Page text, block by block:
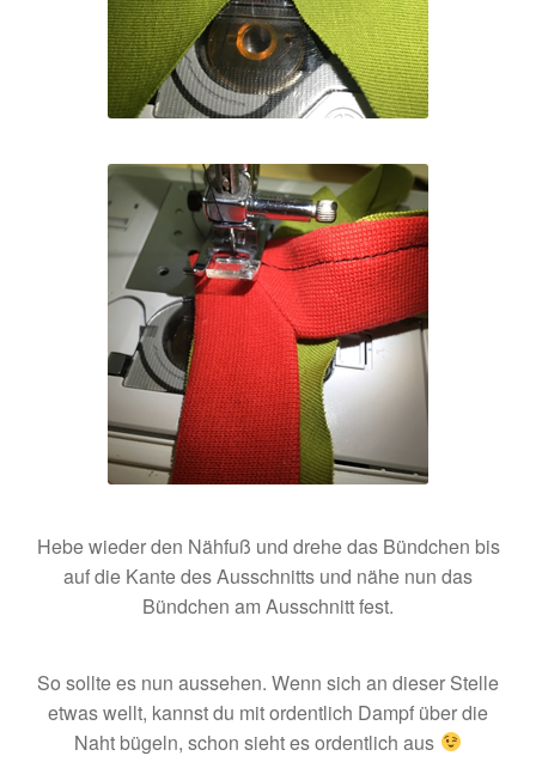
Hebe wieder den Nähfuß und drehe das Bündchen bis
auf die Kante des Ausschnitts und nähe nun das
Bündchen am Ausschnitt fest.
So sollte es nun aussehen. Wenn sich an dieser Stelle
etwas wellt, kannst du mit ordentlich Dampf über die
Naht bügeln, schon sieht es ordentlich aus